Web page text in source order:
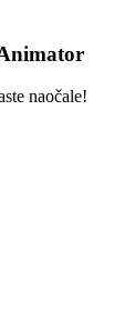
naočale!